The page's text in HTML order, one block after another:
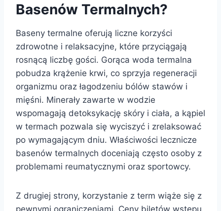
Basenów Termalnych?
Baseny termalne oferują liczne korzyści
zdrowotne i relaksacyjne, które przyciągają
rosnącą liczbę gości. Gorąca woda termalna
pobudza krążenie krwi, co sprzyja regeneracji
organizmu oraz łagodzeniu bólów stawów i
mięśni. Minerały zawarte w wodzie
wspomagają detoksykację skóry i ciała, a kąpiel
w termach pozwala się wyciszyć i zrelaksować
po wymagającym dniu. Właściwości lecznicze
basenów termalnych doceniają często osoby z
problemami reumatycznymi oraz sportowcy.
Z drugiej strony, korzystanie z term wiąże się z
pewnymi ograniczeniami. Ceny biletów wstępu